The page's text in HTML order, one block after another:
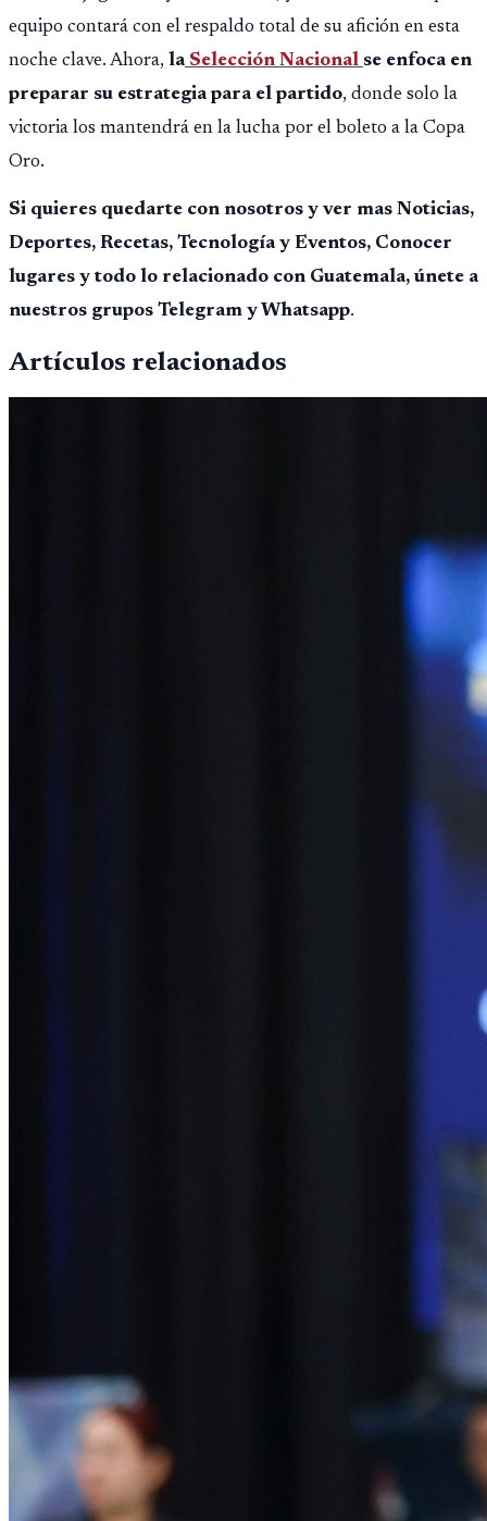
equipo contará con el respaldo total de su afición en esta
noche clave. Ahora, laSelección Nacional se enfoca en
preparar su estrategia para el partido, donde solo la
victoria los mantendrá en la lucha por el boleto a la Copa
Oro.
Si quieres quedarte con nosotros y ver mas Noticias,
Deportes, Recetas, Tecnología y Eventos, Conocer
lugares y todo lo relacionado con Guatemala, únete a
nuestros grupos Telegram y Whatsapp.
Artículos relacionados